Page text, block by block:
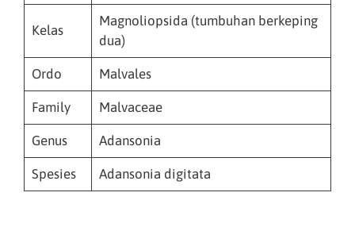
Kelas
Magnoliopsida (tumbuhan berkeping
dua)
Ordo Malvales
Family Malvaceae
Genus Adansonia
Spesies Adansonia digitata